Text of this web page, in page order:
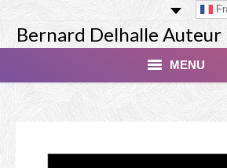
Bernard Delhalle
MENU